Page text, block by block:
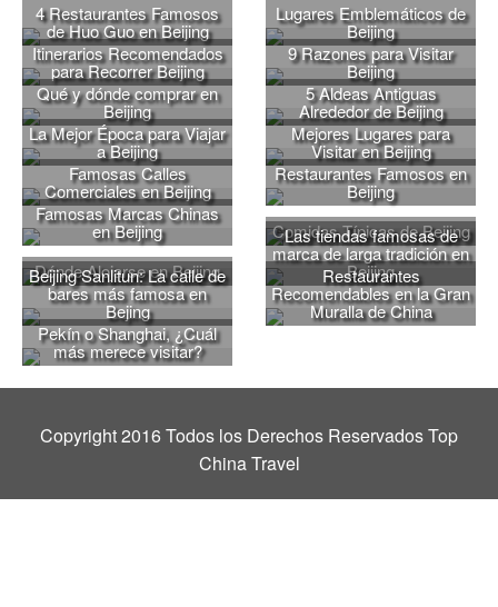
4 Restaurantes Famosos
de Huo Guo en Beijing
Lugares Emblemáticos de
Beijing
Itinerarios Recomendados
para Recorrer Beijing
9 Razones para Visitar
Beijing
Qué y dónde comprar en
Beijing
5 Aldeas Antiguas
Alrededor de Beijing
La Mejor Época para Viajar
a Beijing
Mejores Lugares para
Visitar en Beijing
Famosas Calles
Comerciales en Beijing
Restaurantes Famosos en
Beijing
Famosas Marcas Chinas
en Beijing
Comidas Típicas de Beijing
Dónde Alojarse en Beijing
Las tiendas famosas de
marca de larga tradición en
Beijing
Beijing Sanlitun: La calle de
bares más famosa en
Bejing
Restaurantes
Recomendables en la Gran
Muralla de China
Pekín o Shanghai, ¿Cuál
más merece visitar?
Copyright 2016 Todos los Derechos Reservados Top
China Travel